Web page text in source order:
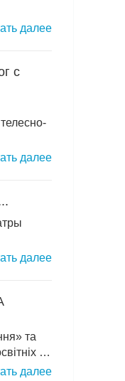
далее
с
далее
далее
та
…
далее